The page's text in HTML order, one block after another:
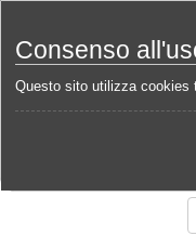
Consenso
Questo sito utilizza cookies
Home